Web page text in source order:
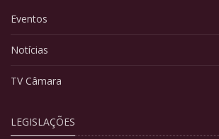
Eventos
Notícias
TV Câmara
LEGISLAÇÕES